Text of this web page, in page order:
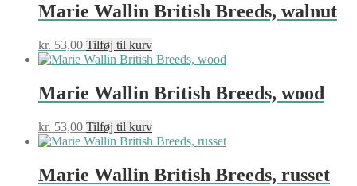
Marie Wallin British Breeds, walnut
kr. 53,00 Tilføj til kurv
Marie Wallin British Breeds, wood
kr. 53,00 Tilføj til kurv
Marie Wallin British Breeds, russet